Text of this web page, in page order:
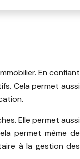
En confiant
Cela permet aussi
Elle permet aussi
permet même de
à la gestion des